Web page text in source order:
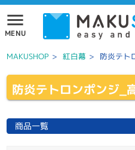
menu
MENU
MAKUSHOP > 紅白幕 > 防炎テト
防炎テトロンポンジ_
商品一覧